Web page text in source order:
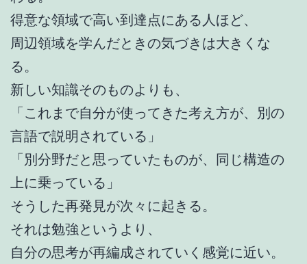
得意な領域で高い到達点にある人ほど、
周辺領域を学んだときの気づきは大きくな
る。
新しい知識そのものよりも、
「これまで自分が使ってきた考え方が、別の
言語で説明されている」
「別分野だと思っていたものが、同じ構造の
上に乗っている」
そうした再発見が次々に起きる。
それは勉強というより、
自分の思考が再編成されていく感覚に近い。